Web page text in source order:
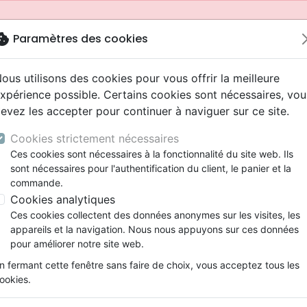
Nouveautés
Testaments
Etude biblique
Segond
Darby
Bandes dessinées
Souffrance, Relation d'aide
Ethique, société, politique
ans
Adolescents, jeunes
Latino, Folk
Soul
Rap, Hip-hop
Louange, Adoration
Pop, Rock
animés
conférences
Films, fiction
Jeux
Papeterie
depuis votre pays (United States).
habiter parmi nous - Le temple, de l'Éden à la
Paramètres des cookies
utilisons des cookies pour vous offrir la meilleure
possible. Certains cookies sont nécessaires,
les accepter pour continuer à naviguer sur ce site.
Cookies strictement nécessaires
Ces cookies sont nécessaires à la fonctionnalité du site web. Ils
sont nécessaires pour l'authentification du client, le panier et la
commande.
Cookies analytiques
Ces cookies collectent des données anonymes sur les visites, les
appareils et la navigation. Nous nous appuyons sur ces données
pour améliorer notre site web.
fermant cette fenêtre sans faire de choix, vous acceptez tous les